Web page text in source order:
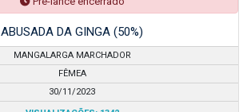
ABUSADA DA GINGA (50%)
MANGALARGA MARCHADOR
FÊMEA
30/11/2023